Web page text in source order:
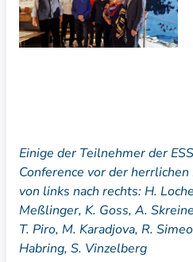
Einige der Teilnehmer der
Conference vor der
von links nach rechts: H.
Meßlinger, K. Goss, A.
T. Piro, M. Karadjova, R.
Habring, S. Vinzelberg